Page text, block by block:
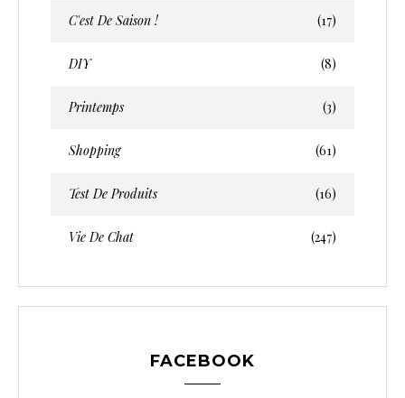
C'est De Saison ! (17)
DIY (8)
Printemps (3)
Shopping (61)
Test De Produits (16)
Vie De Chat (247)
FACEBOOK